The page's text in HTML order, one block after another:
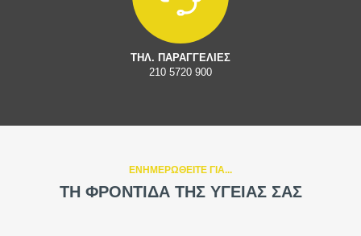
ΤΗΛ. ΠΑΡΑΓΓΕΛΙΕΣ
210 5720 900
ΕΝΗΜΕΡΩΘΕΙΤΕ ΓΙΑ...
ΤΗ ΦΡΟΝΤΙΔΑ ΤΗΣ ΥΓΕΙΑΣ ΣΑΣ